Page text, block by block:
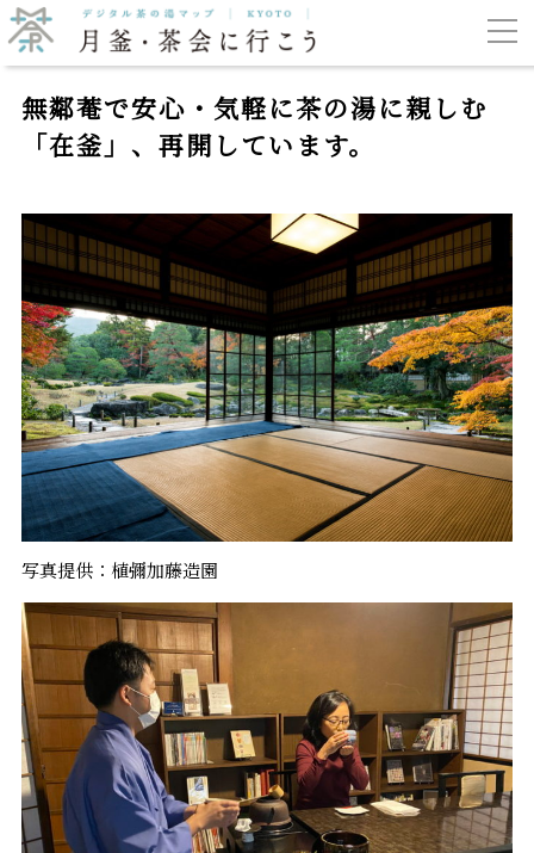
無鄰菴で安心・気軽に茶の湯に親しむ
「在釜」、再開しています。
写真提供：植彌加藤造園